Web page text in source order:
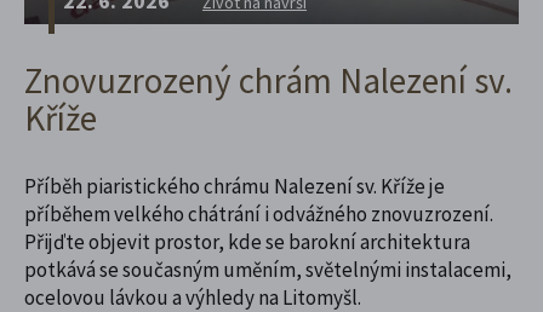
Znovuzrozený chrám Nalezení sv.
Kříže
Příběh piaristického chrámu Nalezení sv. Kříže je
příběhem velkého chátrání i odvážného znovuzrození.
Přijďte objevit prostor, kde se barokní architektura
potkává se současným uměním, světelnými instalacemi,
ocelovou lávkou a výhledy na Litomyšl.